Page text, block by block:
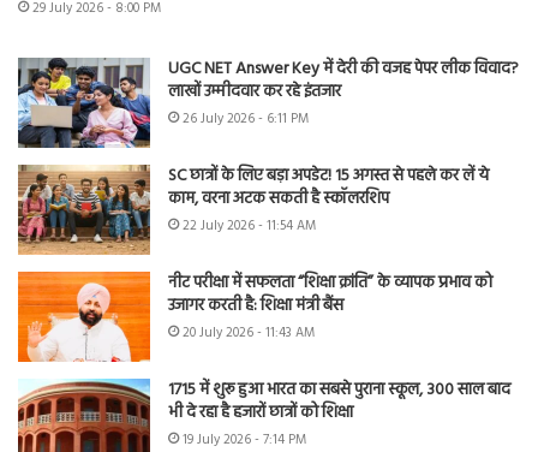
29 July 2026 - 8:00 PM
UGC NET Answer Key में देरी की वजह पेपर लीक विवाद?
लाखों उम्मीदवार कर रहे इंतजार
26 July 2026 - 6:11 PM
SC छात्रों के लिए बड़ा अपडेट! 15 अगस्त से पहले कर लें ये
काम, वरना अटक सकती है स्कॉलरशिप
22 July 2026 - 11:54 AM
नीट परीक्षा में सफलता “शिक्षा क्रांति” के व्यापक प्रभाव को
उजागर करती है: शिक्षा मंत्री बैंस
20 July 2026 - 11:43 AM
1715 में शुरू हुआ भारत का सबसे पुराना स्कूल, 300 साल बाद
भी दे रहा है हजारों छात्रों को शिक्षा
19 July 2026 - 7:14 PM